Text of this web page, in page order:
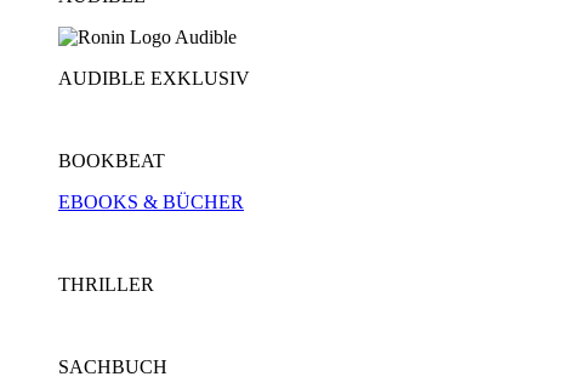
AUDIBLE EXKLUSIV
BOOKBEAT
EBOOKS & BÜCHER
THRILLER
SACHBUCH